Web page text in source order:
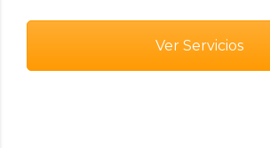
Ver Servicios